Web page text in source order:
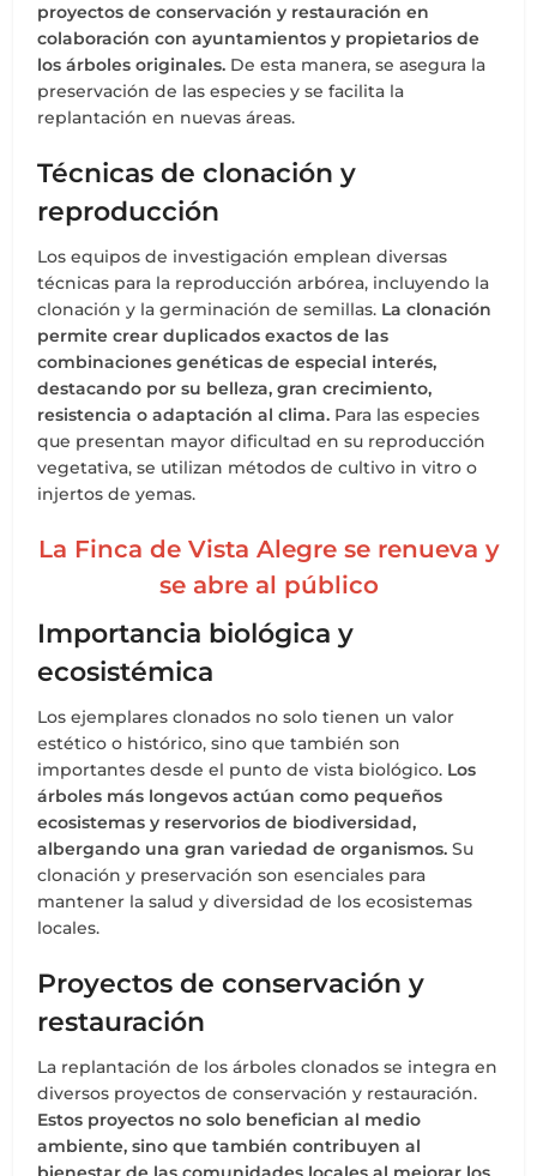
proyectos de conservación y restauración en
colaboración con ayuntamientos y propietarios de
los árboles originales. De esta manera, se asegura la
preservación de las especies y se facilita la
replantación en nuevas áreas.
Técnicas de clonación y
reproducción
Los equipos de investigación emplean diversas
técnicas para la reproducción arbórea, incluyendo la
clonación y la germinación de semillas. La clonación
permite crear duplicados exactos de las
combinaciones genéticas de especial interés,
destacando por su belleza, gran crecimiento,
resistencia o adaptación al clima. Para las especies
que presentan mayor dificultad en su reproducción
vegetativa, se utilizan métodos de cultivo in vitro o
injertos de yemas.
La Finca de Vista Alegre se renueva y
se abre al público
Importancia biológica y
ecosistémica
Los ejemplares clonados no solo tienen un valor
estético o histórico, sino que también son
importantes desde el punto de vista biológico. Los
árboles más longevos actúan como pequeños
ecosistemas y reservorios de biodiversidad,
albergando una gran variedad de organismos. Su
clonación y preservación son esenciales para
mantener la salud y diversidad de los ecosistemas
locales.
Proyectos de conservación y
restauración
La replantación de los árboles clonados se integra en
diversos proyectos de conservación y restauración.
Estos proyectos no solo benefician al medio
ambiente, sino que también contribuyen al